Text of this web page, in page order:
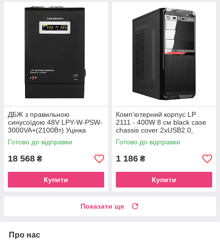
ДБЖ з правильною
синусоїдою 48V LPY-W-PSW-
3000VA+(2100Вт) Уцінка
Готово до відправки
18 568 ₴
Купити
Комп'ютерний корпус LP
2111 - 400W 8 см black case
chassis cover 2xUSB2.0,
1xUSB3.0 Уцінка
Готово до відправки
1 186 ₴
Купити
Показати ще
Про нас